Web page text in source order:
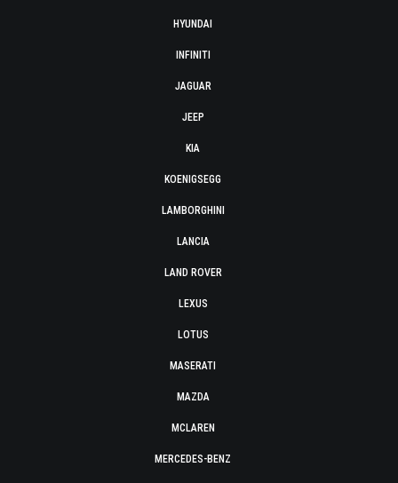
HYUNDAI
INFINITI
JAGUAR
JEEP
KIA
KOENIGSEGG
LAMBORGHINI
LANCIA
LAND ROVER
LEXUS
LOTUS
MASERATI
MAZDA
MCLAREN
MERCEDES-BENZ